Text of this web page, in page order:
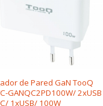
de Pared GaN TooQ
GANQC2PD100W/ 2xUSB
1xUSB/ 100W